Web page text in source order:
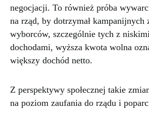
negocjacji. To również próba
na rząd, by dotrzymał kampanijnych
wyborców, szczególnie tych z
dochodami, wyższa kwota wolna
większy dochód netto.
Z perspektywy społecznej takie
na poziom zaufania do rządu i